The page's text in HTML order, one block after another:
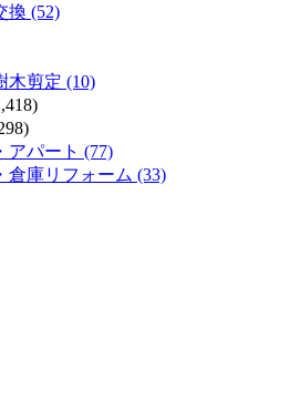
換 (52)
木剪定 (10)
アパート (77)
倉庫リフォーム (33)